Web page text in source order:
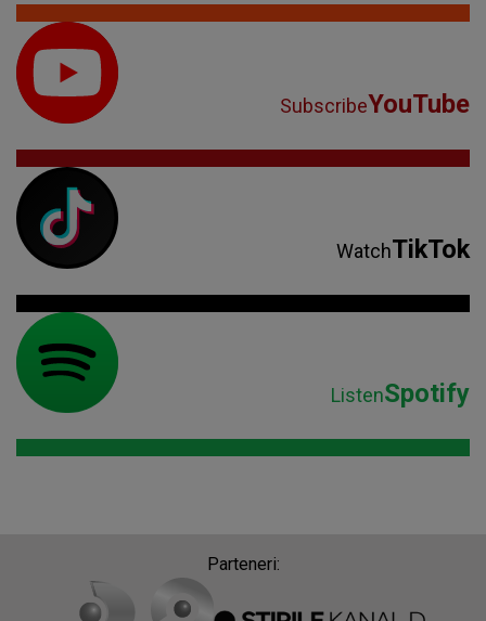
SubscribeYouTube
WatchTikTok
ListenSpotify
Parteneri: